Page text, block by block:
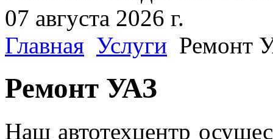
07 августа 2026 г.
Главная Услуги Ремонт
Ремонт УАЗ
Наш автотехцентр